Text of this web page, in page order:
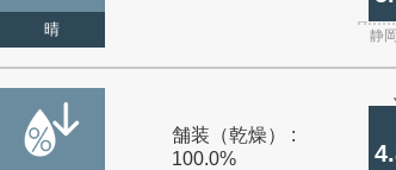
晴 静
舗装（乾燥） :
100.0%